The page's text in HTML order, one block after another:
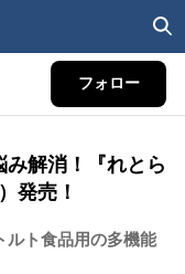
フォロー
解消！『れとら
発売！
ルト食品用の多機能